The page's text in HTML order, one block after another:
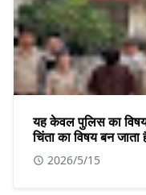
यह केवल पुलिस का
चिंता का विषय बन जाता
2026/5/15